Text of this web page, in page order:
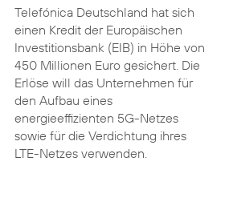
Telefónica Deutschland hat sich
einen Kredit der Europäischen
Investitionsbank (EIB) in Höhe von
450 Millionen Euro gesichert. Die
Erlöse will das Unternehmen für
den Aufbau eines
energieeffizienten 5G-Netzes
sowie für die Verdichtung ihres
LTE-Netzes verwenden.